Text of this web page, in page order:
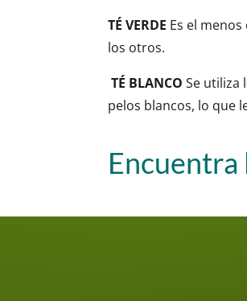
TÉ VERDE Es el
los otros.
TÉ BLANCO Se utiliza
pelos blancos, lo que
Encuentra